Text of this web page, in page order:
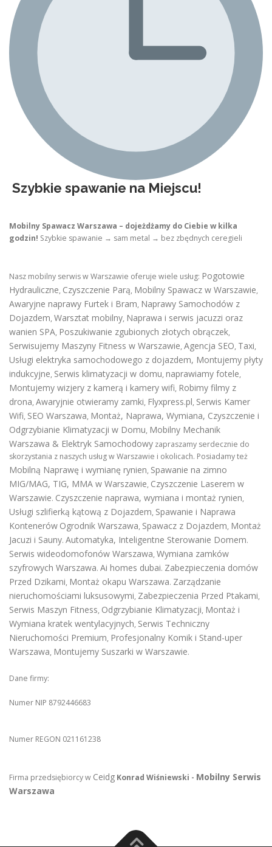
Szybkie spawanie na Miejscu!
Mobilny Spawacz Warszawa – dojeżdżamy do Ciebie w kilka
godzin! Szybkie spawanie → sam metal → bez zbędnych ceregieli
Nasz mobilny serwis w Warszawie oferuje wiele usług: Pogotowie
Hydrauliczne, Czyszczenie Parą, Mobilny Spawacz w Warszawie,
Awaryjne naprawy Furtek i Bram, Naprawy Samochodów z
Dojazdem, Warsztat mobilny, Naprawa i serwis jacuzzi oraz
wanien SPA, Poszukiwanie zgubionych złotych obrączek,
Serwisujemy Maszyny Fitness w Warszawie, Agencja SEO, Taxi,
Usługi elektryka samochodowego z dojazdem, Montujemy płyty
indukcyjne, Serwis klimatyzacji w domu, naprawiamy fotele,
Montujemy wizjery z kamerą i kamery wifi, Robimy filmy z
drona, Awaryjnie otwieramy zamki, Flyxpress.pl, Serwis Kamer
Wifi, SEO Warszawa, Montaż, Naprawa, Wymiana, Czyszczenie i
Odgrzybianie Klimatyzacji w Domu, Mobilny Mechanik
Warszawa & Elektryk Samochodowy zapraszamy serdecznie do
skorzystania z naszych usług w Warszawie i okolicach. Posiadamy też
Mobilną Naprawę i wymianę rynien, Spawanie na zimno
MIG/MAG, TIG, MMA w Warszawie, Czyszczenie Laserem w
Warszawie. Czyszczenie naprawa, wymiana i montaż rynien,
Usługi szlifierką kątową z Dojazdem, Spawanie i Naprawa
Kontenerów Ogrodnik Warszawa, Spawacz z Dojazdem, Montaż
Jacuzi i Sauny. Automatyka, Inteligentne Sterowanie Domem.
Serwis wideodomofonów Warszawa, Wymiana zamków
szyfrowych Warszawa. Ai homes dubai. Zabezpieczenia domów
Przed Dzikami, Montaż okapu Warszawa. Zarządzanie
nieruchomościami luksusowymi, Zabezpieczenia Przed Ptakami,
Serwis Maszyn Fitness, Odgrzybianie Klimatyzacji, Montaż i
Wymiana kratek wentylacyjnych, Serwis Techniczny
Nieruchomości Premium, Profesjonalny Komik i Stand-uper
Warszawa, Montujemy Suszarki w Warszawie.
Dane firmy:
Numer NIP 8792446683
Numer REGON 021161238
Firma przedsiębiorcy w Ceidg Konrad Wiśniewski - Mobilny Serwis
Warszawa